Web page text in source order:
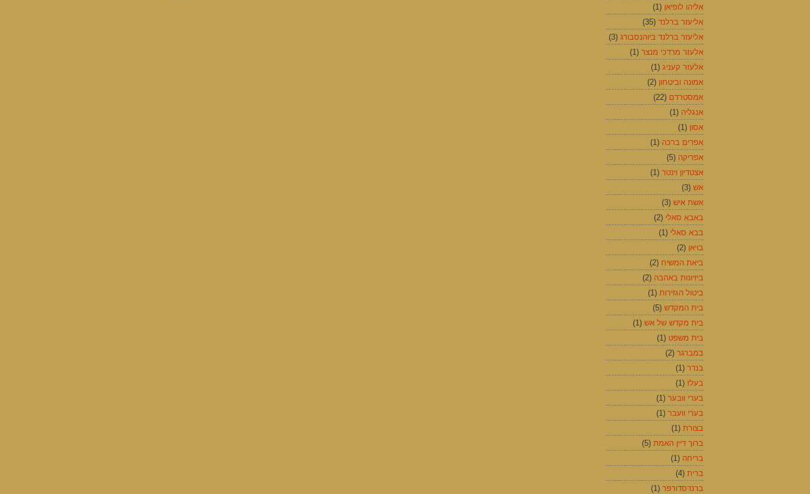
אליהו לופיאן (1)
אליעזר ברלנד (35)
אליעזר ברלנד ביוהנסבורג (3)
אלעזר מרדכי מנצר (1)
אלעזר קעניג (1)
אמונה וביטחון (2)
אמסטרדם (22)
אנגליה (1)
אסון (1)
אפרים ברכה (1)
אפריקה (5)
אצטדיון וינטר (1)
אש (3)
אשת איש (3)
באבא סאלי (2)
בבא סאלי (1)
בויאן (2)
ביאת המשיח (2)
ביזיונות באהבה (2)
ביטול הגזירות (1)
בית המקדש (5)
בית מקדש של אש (1)
בית משפט (1)
במברגר (2)
בנדר (1)
בעלז (1)
בערי וובער (1)
בערי וועבר (1)
בצורת (1)
ברוך דיין האמת (5)
בריחה (1)
ברית (4)
ברנדסדורפר (1)